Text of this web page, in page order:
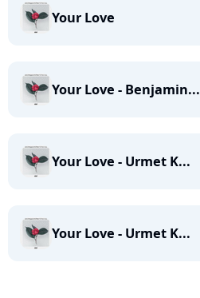
Your Love
Your Love - Benjamin...
Your Love - Urmet K...
Your Love - Urmet K...